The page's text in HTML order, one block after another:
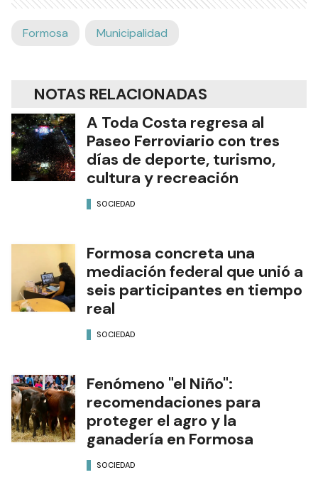
Formosa Municipalidad
NOTAS RELACIONADAS
A Toda Costa regresa al
Paseo Ferroviario con tres
días de deporte, turismo,
cultura y recreación
SOCIEDAD
Formosa concreta una
mediación federal que unió a
seis participantes en tiempo
real
SOCIEDAD
Fenómeno "el Niño":
recomendaciones para
proteger el agro y la
ganadería en Formosa
SOCIEDAD